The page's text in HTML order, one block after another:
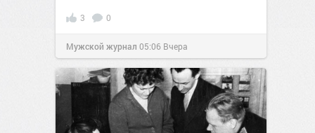
3 0
Мужской журнал 05:06 Вчера